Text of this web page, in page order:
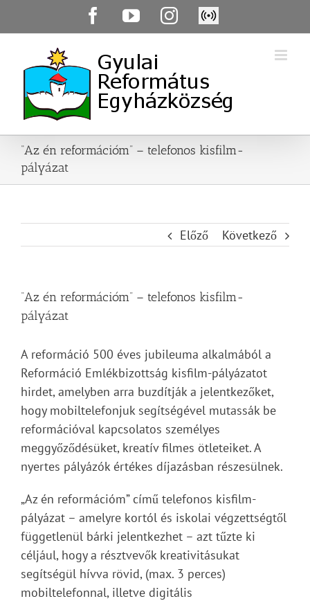
FacebookYouTubeInstagram
Élő
közvetítés
“Az én reformációm” – telefonos kisfilm-
pályázat
Előző Következő
“Az én reformációm” – telefonos kisfilm-
pályázat
A reformáció 500 éves jubileuma alkalmából a
Reformáció Emlékbizottság kisfilm-pályázatot
hirdet, amelyben arra buzdítják a jelentkezőket,
hogy mobiltelefonjuk segítségével mutassák be
reformációval kapcsolatos személyes
meggyőződésüket, kreatív filmes ötleteiket. A
nyertes pályázók értékes díjazásban részesülnek.
„Az én reformációm” című telefonos kisfilm-
pályázat – amelyre kortól és iskolai végzettségtől
függetlenül bárki jelentkezhet – azt tűzte ki
céljául, hogy a résztvevők kreativitásukat
segítségül hívva rövid, (max. 3 perces)
mobiltelefonnal, illetve digitális